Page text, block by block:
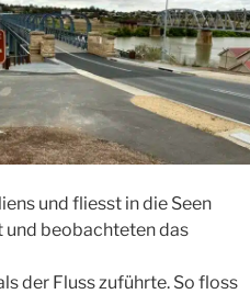
und fliesst in die Seen
und beobachteten das
der Fluss zuführte. So floss